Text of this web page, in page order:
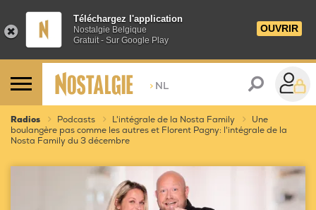
Téléchargez l'application
Nostalgie Belgique
Gratuit - Sur Google Play
OUVRIR
> NL
Radios Podcasts L'intégrale de la Nosta Family
Une
boulangère pas comme les autres et Florent Pagny: l'intégrale de la
Nosta Family du 3 décembre